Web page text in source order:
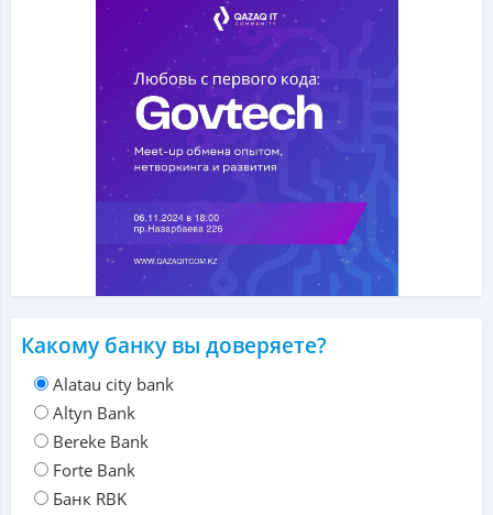
Какому банку вы доверяете?
Alatau city bank
Altyn Bank
Bereke Bank
Forte Bank
Банк RBK